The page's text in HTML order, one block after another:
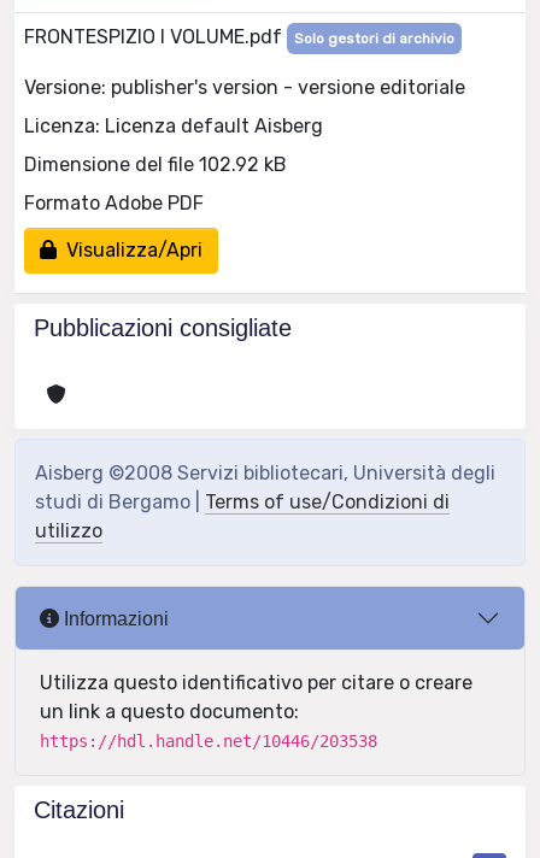
FRONTESPIZIO I VOLUME.pdf Solo gestori di archivio
Versione: publisher's version - versione editoriale
Licenza: Licenza default Aisberg
Dimensione del file 102.92 kB
Formato Adobe PDF
Visualizza/Apri
Pubblicazioni consigliate
Aisberg ©2008 Servizi bibliotecari, Università degli
studi di Bergamo | Terms of use/Condizioni di
utilizzo
Informazioni
Utilizza questo identificativo per citare o creare
un link a questo documento:
https://hdl.handle.net/10446/203538
Citazioni